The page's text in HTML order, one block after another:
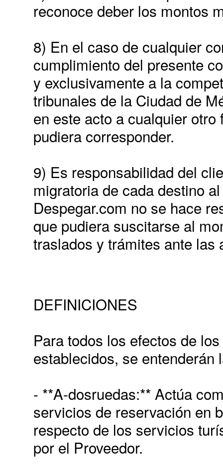
reconoce deber los montos
8) En el caso de cualquier
cumplimiento del presente
y exclusivamente a la
tribunales de la Ciudad de
en este acto a cualquier
pudiera corresponder.
9) Es responsabilidad del
migratoria de cada destino
Despegar.com no se hace
que pudiera suscitarse al
traslados y trámites ante las
DEFINICIONES
Para todos los efectos de
establecidos, se
- **A-dosruedas:** Actúa
servicios de reservación en
respecto de los servicios
por el Proveedor.